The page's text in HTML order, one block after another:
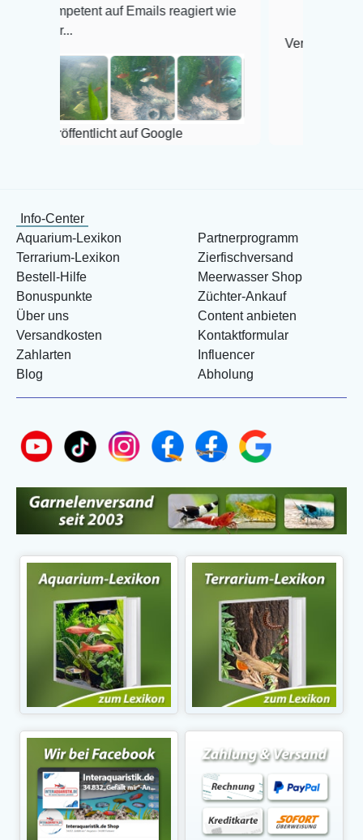
auf Emails reagiert wie
auf Google
Veröffentlicht auf Google
Info-Center
Aquarium-Lexikon
Terrarium-Lexikon
Bestell-Hilfe
Bonuspunkte
Über uns
Versandkosten
Zahlarten
Blog
Partnerprogramm
Zierfischversand
Meerwasser Shop
Züchter-Ankauf
Content anbieten
Kontaktformular
Influencer
Abholung